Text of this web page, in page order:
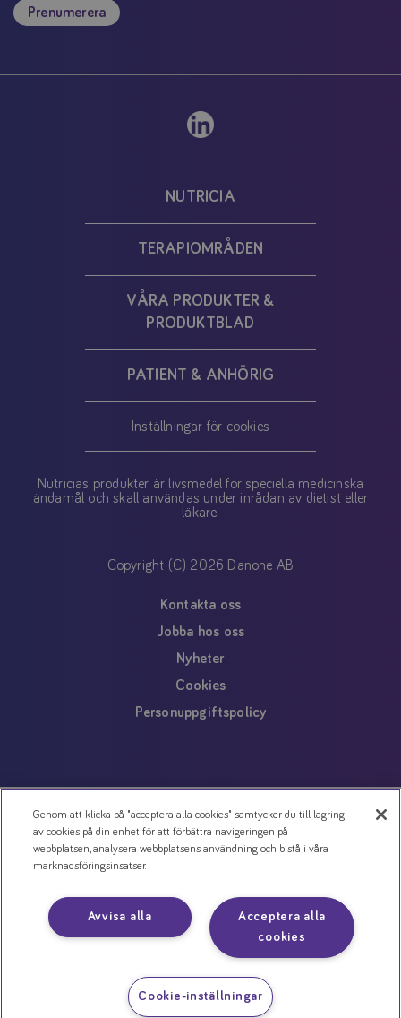
Prenumerera
NUTRICIA
TERAPIOMRÅDEN
VÅRA PRODUKTER &
PRODUKTBLAD
PATIENT & ANHÖRIG
Inställningar för cookies
Nutricias produkter är livsmedel för speciella medicinska
ändamål och skall användas under inrådan av dietist eller
läkare.
Copyright (C) 2026 Danone AB
Kontakta oss
Jobba hos oss
Nyheter
Cookies
Personuppgiftspolicy
Genom att klicka på "acceptera alla cookies" samtycker du till lagring
av cookies på din enhet för att förbättra navigeringen på
webbplatsen, analysera webbplatsens användning och bistå i våra
marknadsföringsinsatser.
Acceptera alla
cookies
Avvisa alla
Cookie-inställningar